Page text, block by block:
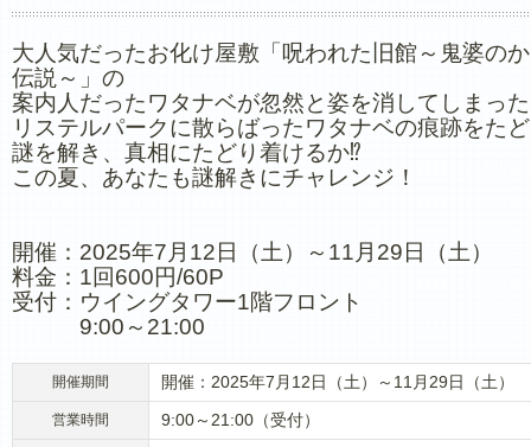
大人気だったお化け屋敷「呪われた旧館～鬼婆の
伝説～」の
案内人だったワタナベが忽然と姿を消してしまっ
リステルパークに散らばったワタナベの痕跡をた
謎を解き、真相にたどり着けるか⁉
この夏、あなたも謎解きにチャレンジ！
開催：2025年7月12日（土）～11月29日（土）
料金：1回600円/60P
受付：ウイングタワー1階フロント
9:00～21:00
開催期間 開催：2025年7月12日（土）～11月29日（土）
営業時間 9:00～21:00（受付）